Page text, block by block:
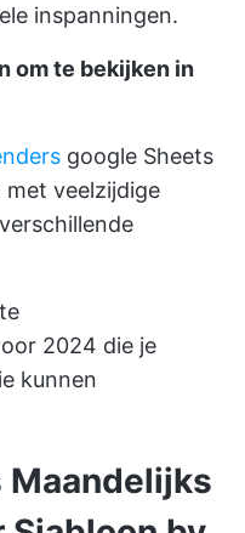
inspanningen.
om te bekijken in
google Sheets
veelzijdige
2024 die je
kunnen
Maandelijks